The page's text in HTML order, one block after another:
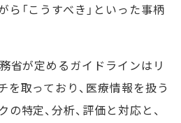
「こうすべき」といった事柄
省が定めるガイドラインはリ
を取っており、医療情報を扱う
特定、分析、評価と対応と、